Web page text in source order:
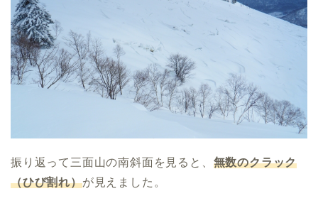
振り返って三面山の南斜面を見ると、 無数のクラック
（ひび割れ）が見えました。